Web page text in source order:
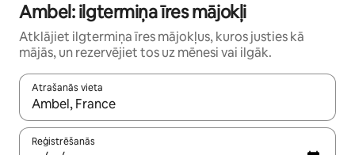
Ambel: ilgtermiņa īres mājokļi
Atklājiet ilgtermiņa īres mājokļus, kuros justies kā
mājās, un rezervējiet tos uz mēnesi vai ilgāk.
Atrašanās vieta
Kad rezultāti kļūs pieejami, izmantojiet bultiņu uz augšu un
Reģistrēšanās